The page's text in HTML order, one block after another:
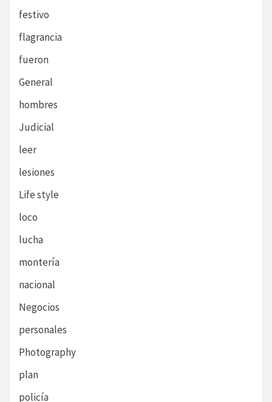
festivo
flagrancia
fueron
General
hombres
Judicial
leer
lesiones
Life style
loco
lucha
montería
nacional
Negocios
personales
Photography
plan
policía